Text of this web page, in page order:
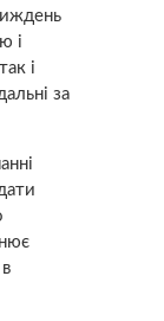
і
і
за